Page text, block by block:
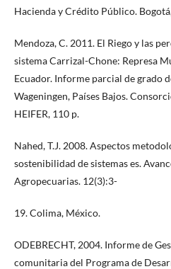
Hacienda y Crédito Público.
Mendoza, C. 2011. El Riego y las
sistema Carrizal-Chone: Represa
Ecuador. Informe parcial de grado
Wageningen, Países Bajos.
HEIFER, 110 p.
Nahed, T.J. 2008. Aspectos
sostenibilidad de sistemas es.
Agropecuarias. 12(3):3-
19. Colima, México.
ODEBRECHT, 2004. Informe de
comunitaria del Programa de